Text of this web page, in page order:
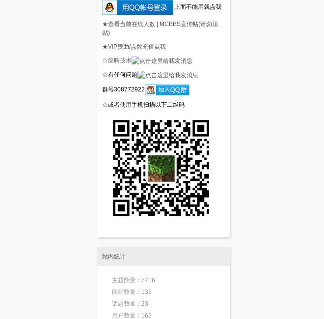
上面不能用就点我
★查看当前在线人数
MCBBS宣传帖(请勿顶
贴)
★VIP赞助/点数充值点我
☆应聘技术
☆有任何问题
群号308772922
☆或者使用手机扫描以下二维码
站内统计
主题数量：8716
回帖数量：135
话题数量：23
用户数量：163